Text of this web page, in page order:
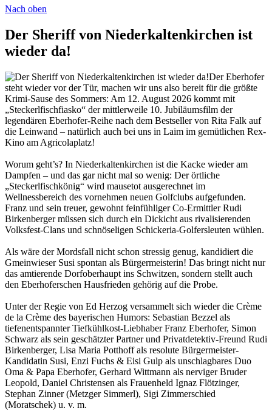
Nach oben
Der Sheriff von Niederkaltenkirchen ist
wieder da!
Der Eberhofer
steht wieder vor der Tür, machen wir uns also bereit für die größte
Krimi-Sause des Sommers: Am 12. August 2026 kommt mit
„Steckerlfischfiasko“ der mittlerweile 10. Jubiläumsfilm der
legendären Eberhofer-Reihe nach dem Bestseller von Rita Falk auf
die Leinwand – natürlich auch bei uns in Laim im gemütlichen Rex-
Kino am Agricolaplatz!
Worum geht’s? In Niederkaltenkirchen ist die Kacke wieder am
Dampfen – und das gar nicht mal so wenig: Der örtliche
„Steckerlfischkönig“ wird mausetot ausgerechnet im
Wellnessbereich des vornehmen neuen Golfclubs aufgefunden.
Franz und sein treuer, gewohnt feinfühliger Co-Ermittler Rudi
Birkenberger müssen sich durch ein Dickicht aus rivalisierenden
Volksfest-Clans und schnöseligen Schickeria-Golfersleuten wühlen.
Als wäre der Mordsfall nicht schon stressig genug, kandidiert die
Gmeinwieser Susi spontan als Bürgermeisterin! Das bringt nicht nur
das amtierende Dorfoberhaupt ins Schwitzen, sondern stellt auch
den Eberhoferschen Hausfrieden gehörig auf die Probe.
Unter der Regie von Ed Herzog versammelt sich wieder die Crème
de la Crème des bayerischen Humors: Sebastian Bezzel als
tiefenentspannter Tiefkühlkost-Liebhaber Franz Eberhofer, Simon
Schwarz als sein geschätzter Partner und Privatdetektiv-Freund Rudi
Birkenberger, Lisa Maria Potthoff als resolute Bürgermeister-
Kandidatin Susi, Enzi Fuchs & Eisi Gulp als unschlagbares Duo
Oma & Papa Eberhofer, Gerhard Wittmann als nerviger Bruder
Leopold, Daniel Christensen als Frauenheld Ignaz Flötzinger,
Stephan Zinner (Metzger Simmerl), Sigi Zimmerschied
(Moratschek) u. v. m.